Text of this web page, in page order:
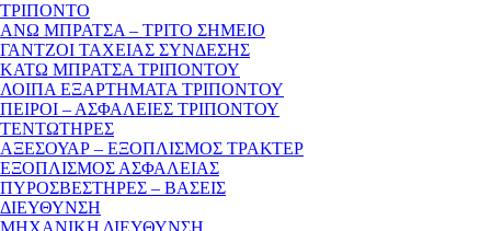
ΤΡΙΠΟΝΤΟ
ΑΝΩ ΜΠΡΑΤΣΑ – ΤΡΙΤΟ ΣΗΜΕΙΟ
ΓΑΝΤΖΟΙ ΤΑΧΕΙΑΣ ΣΥΝΔΕΣΗΣ
ΚΑΤΩ ΜΠΡΑΤΣΑ ΤΡΙΠΟΝΤΟΥ
ΛΟΙΠΑ ΕΞΑΡΤΗΜΑΤΑ ΤΡΙΠΟΝΤΟΥ
ΠΕΙΡΟΙ – ΑΣΦΑΛΕΙΕΣ ΤΡΙΠΟΝΤΟΥ
ΤΕΝΤΩΤΗΡΕΣ
ΑΞΕΣΟΥΑΡ – ΕΞΟΠΛΙΣΜΟΣ ΤΡΑΚΤΕΡ
ΕΞΟΠΛΙΣΜΟΣ ΑΣΦΑΛΕΙΑΣ
ΠΥΡΟΣΒΕΣΤΗΡΕΣ – ΒΑΣΕΙΣ
ΔΙΕΥΘΥΝΣΗ
ΜΗΧΑΝΙΚΗ ΔΙΕΥΘΥΝΣΗ